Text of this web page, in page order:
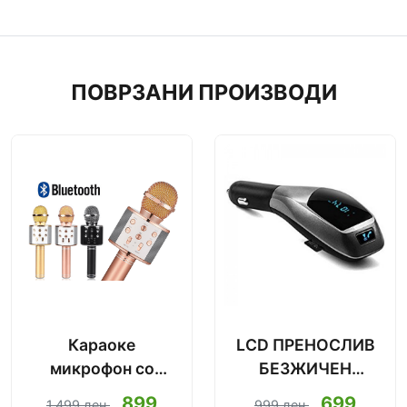
ПОВРЗАНИ ПРОИЗВОДИ
Караоке
микрофон со
Bluetooth
LCD ПРЕНОСЛИВ
БЕЗЖИЧЕН
МЕДИЈАЛЕН